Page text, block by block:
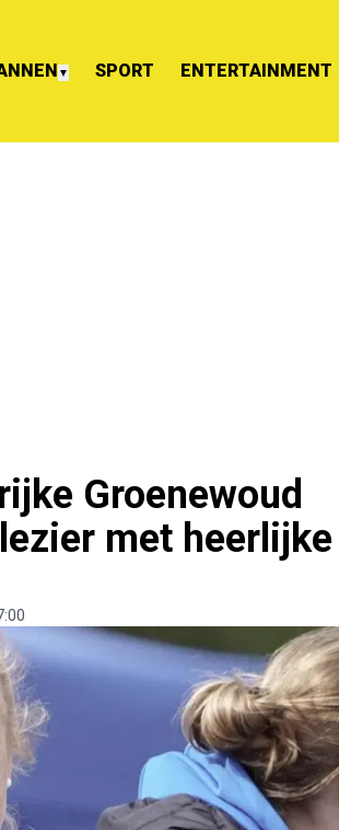
▼ SPORT ENTERTAINMENT
Groenewoud
met heerlijke